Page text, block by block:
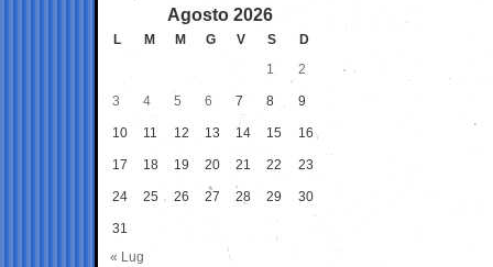
Agosto 2026
L M M G V S
D
1
2
3 4 5 6 7 8 9
10 11 12 13 14 15 16
17 18 19 20 21 22 23
24 25 26 27 28 29 30
31
« Lug